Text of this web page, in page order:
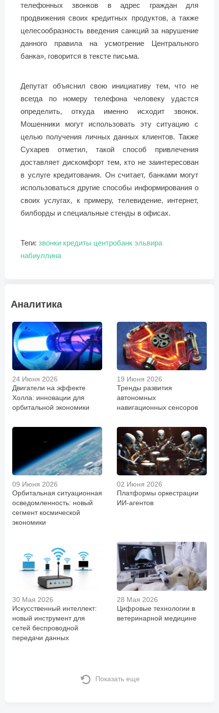
телефонных звонков в адрес граждан для
продвижения своих кредитных продуктов, а также
целесообразность введения санкций за нарушение
данного правила на усмотрение Центрального
банка», говорится в тексте письма.
Депутат объяснил свою инициативу тем, что не
всегда по номеру телефона человеку удастся
определить, откуда именно исходит звонок.
Мошенники могут использовать эту ситуацию с
целью получения личных данных клиентов. Также
Сухарев отметил, такой способ привлечения
доставляет дискомфорт тем, кто не заинтересован
в услуге кредитования. Он считает, банками могут
использоваться другие способы информирования о
своих услугах, к примеру, телевидение, интернет,
билборды и специальные стенды в офисах.
Теги: звонки кредиты центробанк эльвира
набиуллина
Аналитика
24 Июня 2026
Двигатели на эффекте
Холла: инновации для
орбитальной экономики
19 Июня 2026
Тренды развития
автономных
навигационных сенсоров
09 Июня 2026
Орбитальная ситуационная
осведомленность: новый
сегмент космической
экономики
02 Июня 2026
Платформы оркестрации
ИИ-агентов
30 Мая 2026
Искусственный интеллект:
новый инструмент для
сетей беспроводной
передачи данных
28 Мая 2026
Цифровые технологии в
ветеринарной медицине
Показать еще